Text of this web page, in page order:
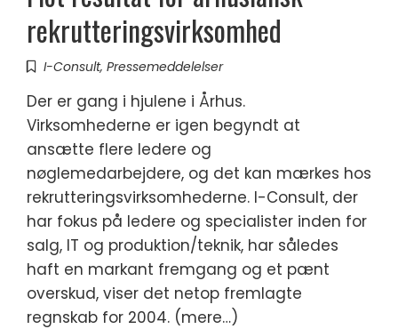
rekrutteringsvirksomhed
I-Consult, Pressemeddelelser
Der er gang i hjulene i Århus.
Virksomhederne er igen begyndt at
ansætte flere ledere og
nøglemedarbejdere, og det kan mærkes hos
rekrutteringsvirksomhederne. I-Consult, der
har fokus på ledere og specialister inden for
salg, IT og produktion/teknik, har således
haft en markant fremgang og et pænt
overskud, viser det netop fremlagte
regnskab for 2004. (mere…)